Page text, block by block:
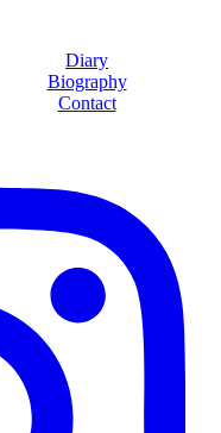
Diary
Biography
Contact